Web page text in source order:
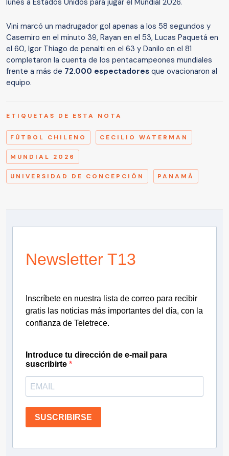
lunes a Estados Unidos para jugar el Mundial 2026.
Vini marcó un madrugador gol apenas a los 58 segundos y
Casemiro en el minuto 39, Rayan en el 53, Lucas Paquetá en
el 60, Igor Thiago de penalti en el 63 y Danilo en el 81
completaron la cuenta de los pentacampeones mundiales
frente a más de 72.000 espectadores que ovacionaron al
equipo.
ETIQUETAS DE ESTA NOTA
FÚTBOL CHILENO CECILIO WATERMAN
MUNDIAL 2026
UNIVERSIDAD DE CONCEPCIÓN PANAMÁ
Newsletter T13
Inscríbete en nuestra lista de correo para recibir
gratis las noticias más importantes del día, con la
confianza de Teletrece.
Introduce tu dirección de e-mail para
suscribirte
SUSCRIBIRSE